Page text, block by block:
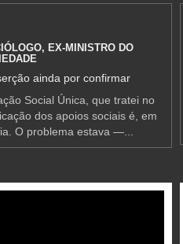
EX-MINISTRO DO
ainda por confirmar
Social Única, que tratei no
dos apoios sociais é, em
O problema estava —...